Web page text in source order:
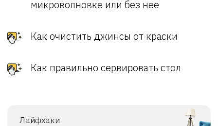
микроволновке или без нее
Как очистить джинсы от краски
Как правильно сервировать стол
Лайфхаки